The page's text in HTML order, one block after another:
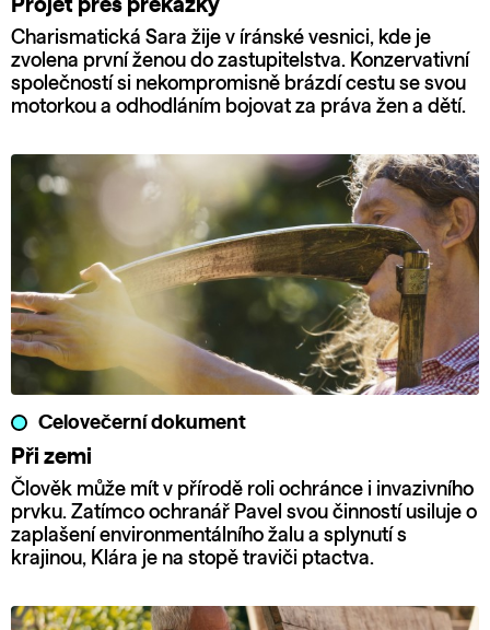
Projet přes překážky
Charismatická Sara žije v íránské vesnici, kde je
zvolena první ženou do zastupitelstva. Konzervativní
společností si nekompromisně brázdí cestu se svou
motorkou a odhodláním bojovat za práva žen a dětí.
Celovečerní dokument
Při zemi
Člověk může mít v přírodě roli ochránce i invazivního
prvku. Zatímco ochranář Pavel svou činností usiluje o
zaplašení environmentálního žalu a splynutí s
krajinou, Klára je na stopě traviči ptactva.